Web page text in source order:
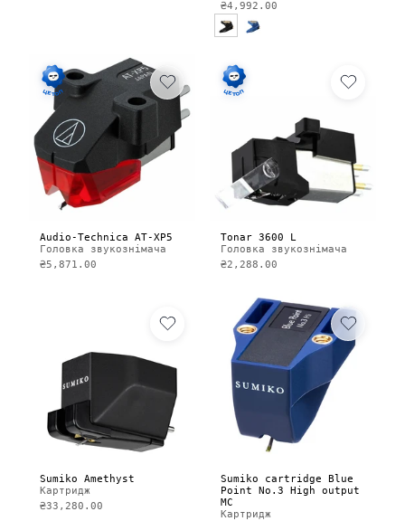
₴4,992.00
Audio-Technica AT-XP5
Головка звукознімача
₴5,871.00
Tonar 3600 L
Головка звукознімача
₴2,288.00
Sumiko Amethyst
Картридж
₴33,280.00
Sumiko cartridge Blue
Point No.3 High output
MC
Картридж